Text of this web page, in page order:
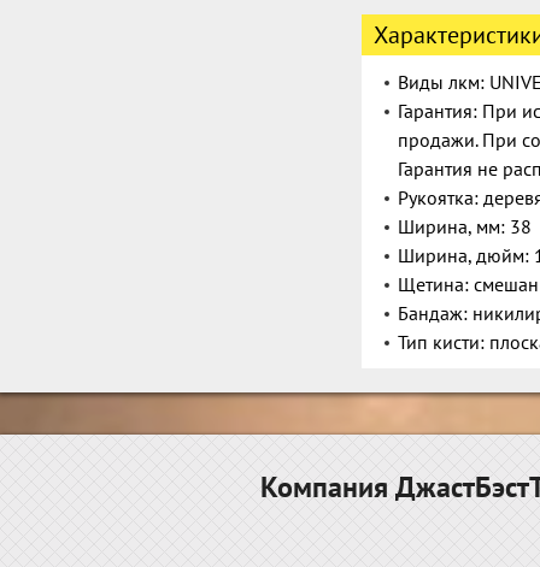
Виды лкм:
Гарантия: При
продажи. При
Гарантия не
Рукоятка:
Ширина, мм: 38
Ширина, дюйм:
Щетина:
Бандаж:
Тип кисти:
Компания